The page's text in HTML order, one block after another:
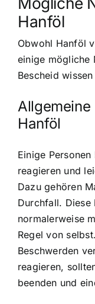
Hanföl
Obwohl Hanföl
einige mögliche
Bescheid
Hanföl
Einige
reagieren und
Dazu gehören
Durchfall. Diese
normalerweise
Regel von
Beschwerden
reagieren,
beenden und